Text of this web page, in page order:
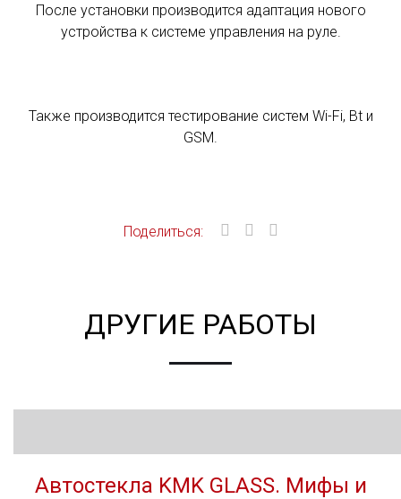
После установки производится адаптация нового
устройства к системе управления на руле.
Также производится тестирование систем Wi-Fi, Bt и
GSM.
Поделиться:
ДРУГИЕ РАБОТЫ
Автостекла KMK GLASS. Мифы и